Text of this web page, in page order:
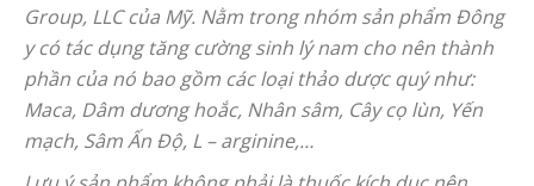
Group, LLC của Mỹ. Nằm trong nhóm sản phẩm Đông
y có tác dụng tăng cường sinh lý nam cho nên thành
phần của nó bao gồm các loại thảo dược quý như:
Maca, Dâm dương hoắc, Nhân sâm, Cây cọ lùn, Yến
mạch, Sâm Ấn Độ, L – arginine,…